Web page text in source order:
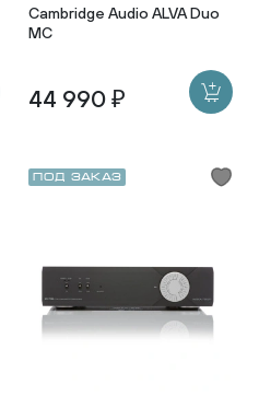
Cambridge Audio ALVA Duo
MC
44 990 ₽
Под заказ